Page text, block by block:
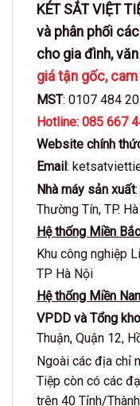
KÉT SẮT VIỆT
và phân phối
cho gia đình,
giá tận gốc, cam
MST: 0107 484
Hotline: 085 667
Website chính
Email :
Nhà máy sản xuất
Thường Tín, TP.
Hệ thống Miền Bắc
Khu công nghiệp
TP Hà Nội
Hệ thống Miền
VPDD và Tổng kho
Thuận, Quận 12,
Ngoài các địa chỉ
Tiệp còn có các
trên 40 Tỉnh/